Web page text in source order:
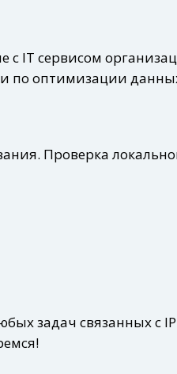
IT сервисом
по оптимизации
Проверка
задач связанных с